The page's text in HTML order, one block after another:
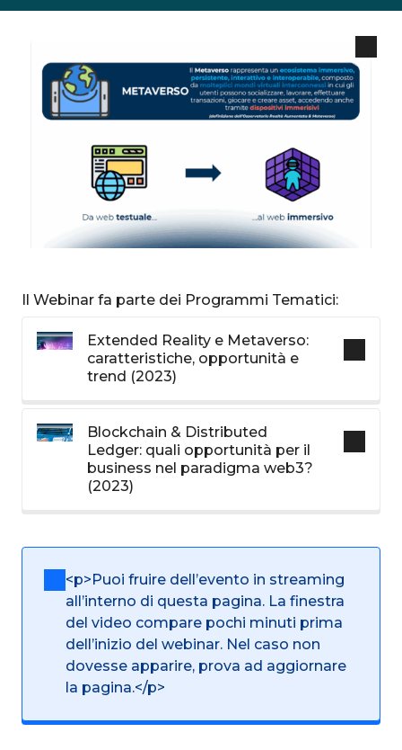
Il Webinar fa parte dei Programmi Tematici:
Extended Reality e Metaverso:
caratteristiche, opportunità e
trend (2023)
Blockchain & Distributed
Ledger: quali opportunità per il
business nel paradigma web3?
(2023)
<p>Puoi fruire dell’evento in streaming
all’interno di questa pagina. La finestra
del video compare pochi minuti prima
dell’inizio del webinar. Nel caso non
dovesse apparire, prova ad aggiornare
la pagina.</p>